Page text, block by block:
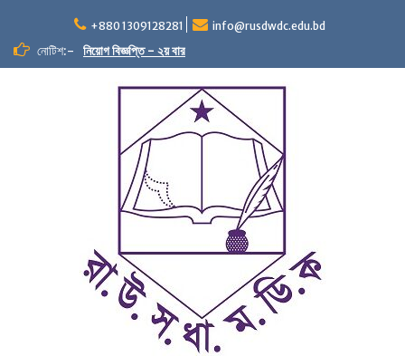
+880 1309128281 info@rusdwdc.edu.bd
নোটিশ:- নিয়োগ বিজ্ঞপ্তি - ২য় বার